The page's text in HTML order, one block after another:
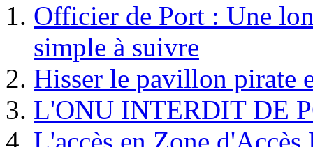
Officier de Port : Une
simple à suivre
Hisser le pavillon pirate
L'ONU INTERDIT DE